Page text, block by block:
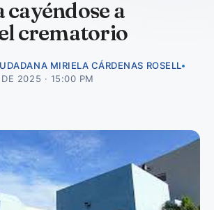
a
crematorio
MIRIELA CÁRDENAS ROSELL
2025 · 15:00 PM